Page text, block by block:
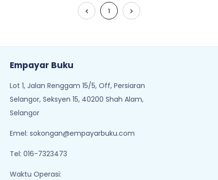
1
Empayar Buku
Lot 1, Jalan Renggam 15/5, Off, Persiaran